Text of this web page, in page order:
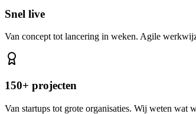
Snel live
Van concept tot lancering in weken. Agile
150+ projecten
Van startups tot grote organisaties. Wij weten wat